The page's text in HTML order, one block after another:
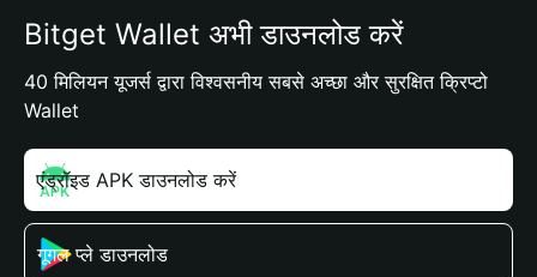
Bitget Wallet अभी डाउनलोड करें
40 मिलियन यूजर्स द्वारा विश्वसनीय सबसे अच्छा और सुरक्षित क्रिप्टो
Wallet
एंड्रॉइड APK डाउनलोड करें
गूगल प्ले डाउनलोड